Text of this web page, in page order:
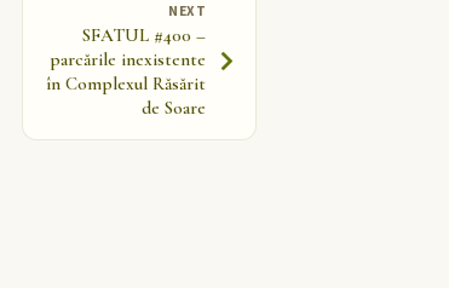
NEXT
SFATUL #400 –
parcările inexistente
în Complexul Răsărit
de Soare